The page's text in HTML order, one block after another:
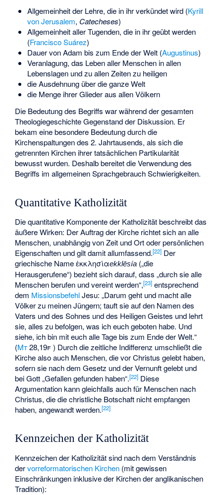
Allgemeinheit der Lehre, die in ihr verkündet wird (Kyrill
von Jerusalem, Catecheses)
Allgemeinheit aller Tugenden, die in ihr geübt werden
(Francisco Suárez)
Dauer von Adam bis zum Ende der Welt (Augustinus)
Veranlagung, das Leben aller Menschen in allen
Lebenslagen und zu allen Zeiten zu heiligen
die Ausdehnung über die ganze Welt
die Menge ihrer Glieder aus allen Völkern
Die Bedeutung des Begriffs war während der gesamten
Theologiegeschichte Gegenstand der Diskussion. Er
bekam eine besondere Bedeutung durch die
Kirchenspaltungen des 2. Jahrtausends, als sich die
getrennten Kirchen ihrer tatsächlichen Partikularität
bewusst wurden. Deshalb bereitet die Verwendung des
Begriffs im allgemeinen Sprachgebrauch Schwierigkeiten.
Quantitative Katholizität
Die quantitative Komponente der Katholizität beschreibt das
äußere Wirken: Der Auftrag der Kirche richtet sich an alle
Menschen, unabhängig von Zeit und Ort oder persönlichen
Eigenschaften und gilt damit allumfassend.[22] Der
griechische Nameἐκκλησίαekklēsía („die
Herausgerufene“) bezieht sich darauf, dass „durch sie alle
Menschen berufen und vereint werden“,[23] entsprechend
dem MissionsbefehlJesu: „Darum geht und macht alle
Völker zu meinen Jüngern; tauft sie auf den Namen des
Vaters und des Sohnes und des Heiligen Geistes und lehrt
sie, alles zu befolgen, was ich euch geboten habe. Und
siehe, ich bin mit euch alle Tage bis zum Ende der Welt.“
(Mt28,19f) Durch die zeitliche Indifferenz umschließt die
Kirche also auch Menschen, die vor Christus gelebt haben,
sofern sie nach dem Gesetz und der Vernunft gelebt und
bei Gott „Gefallen gefunden haben“.[22] Diese
Argumentation kann gleichfalls auch für Menschen nach
Christus, die die christliche Botschaft nicht empfangen
haben, angewandt werden.[22]
Kennzeichen der Katholizität
Kennzeichen der Katholizität sind nach dem Verständnis
dervorreformatorischen Kirchen (mit gewissen
Einschränkungen inklusive der Kirchen der anglikanischen
Tradition):